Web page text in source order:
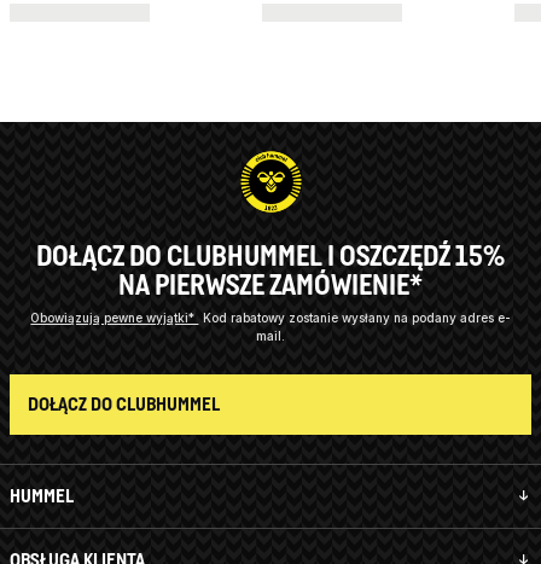
HUMMEL
OBSŁUGA KLIENTA
DOŁĄCZ DO CLUBHUMMEL I OSZCZĘDŹ 15%
NA PIERWSZE ZAMÓWIENIE*
Obowiązują pewne wyjątki* Kod rabatowy zostanie wysłany na podany adres e-
mail.
DOŁĄCZ DO CLUBHUMMEL